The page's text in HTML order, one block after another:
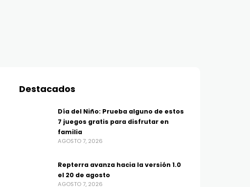
Destacados
Día del Niño: Prueba alguno de estos
7 juegos gratis para disfrutar en
familia
AGOSTO 7, 2026
Repterra avanza hacia la versión 1.0
el 20 de agosto
AGOSTO 7, 2026